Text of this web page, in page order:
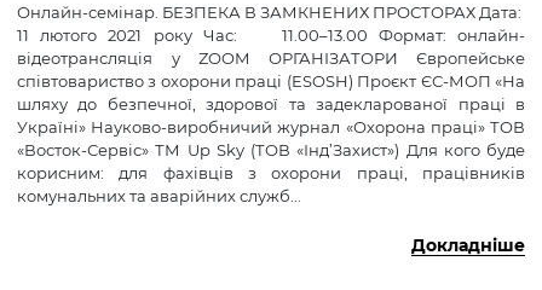
Онлайн-семінар. БЕЗПЕКА В ЗАМКНЕНИХ ПРОСТОРАХ Дата:
11 лютого 2021 року Час: 11.00–13.00 Формат: онлайн-
відеотрансляція у ZOOM ОРГАНІЗАТОРИ Європейське
співтовариство з охорони праці (ESOSH) Проєкт ЄС-МОП «На
шляху до безпечної, здорової та задекларованої праці в
Україні» Науково-виробничий журнал «Охорона праці» ТОВ
«Восток-Сервіс» ТМ Up Sky (ТОВ «Інд’Захист») Для кого буде
корисним: для фахівців з охорони праці, працівників
комунальних та аварійних служб...
Докладніше